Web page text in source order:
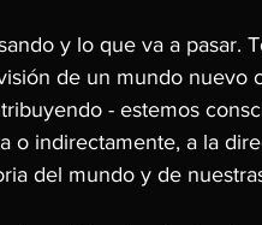
y lo que va a pasar.
de un mundo nuevo
- estemos
o indirectamente, a la
del mundo y de